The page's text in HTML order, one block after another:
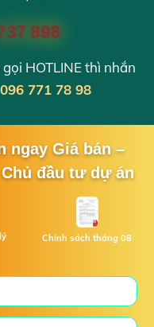
898
HOTLINE thì nhắn
096 771 78 98
ngay Giá bán –
đầu tư dự án
Chính sách tháng 08